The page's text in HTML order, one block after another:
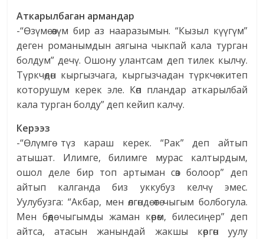
Аткарылбаган армандар
-“Өзүмө өзүм бир аз нааразымын. “Кызыл күүгүм”
деген романымдын аягына чыкпай кала турган
болдум” дечү. Ошону улантсам деп тилек кылчу.
Түркчөдөн кыргызчага, кыргызчадан түркчө китеп
которушум керек эле. Көп пландар аткарылбай
кала турган болду” деп кейип калчу.
Керээз
-“Өлүмгө түз караш керек. “Рак” деп айтып
атышат. Илимге, билимге мурас калтырдым,
ошол деле бир топ артыман сөз болоор” деп
айтып калганда биз уккубуз келчү эмес.
Уулубузга: “Акбар, мен өлгөндө өтө чыгым болбогула.
Мен бөөдө чыгымды жаман көрөм, билесиңер” деп
айтса, атасын жанындай жакшы көргөн уулу